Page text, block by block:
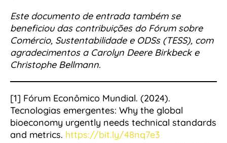
Este documento de entrada também se
beneficiou das contribuições do Fórum sobre
Comércio, Sustentabilidade e ODSs (TESS), com
agradecimentos a Carolyn Deere Birkbeck e
Christophe Bellmann.
[1] Fórum Econômico Mundial. (2024).
Tecnologias emergentes: Why the global
bioeconomy urgently needs technical standards
and metrics. https://bit.ly/48nq7e3